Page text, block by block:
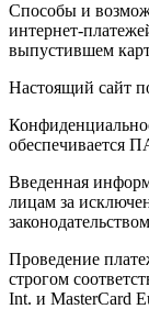
Способы и
интернет-
выпустившем
Настоящий сайт
обеспечивается
Введенная
лицам за
Проведение
строгом
Int. и MasterCard